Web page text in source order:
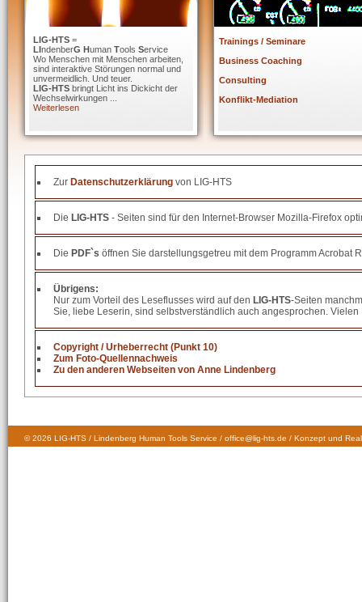
LIG-HTS =
LIndenberG Human Tools Service
Wo Menschen mit Menschen arbeiten,
sind interaktive Störungen normal und
unvermeidlich. Und teuer.
LIG-HTS bringt Licht ins Dickicht der
Wechselwirkungen ...
Weiterlesen
Trainings / Seminare
Business Coaching
Consulting
Konflikt-Mediation
Zur Datenschutzerklärung von LIG-HTS
Die LIG-HTS - Seiten sind für den Internet-Browser Mozilla-Firefox
Die PDF`s öffnen Sie darstellungsgetreu mit dem Programm Acrobat
Übrigens:
Nur zum Vorteil des Leseflusses wird auf den LIG-HTS-Seiten
Sie, liebe Leserin, sind selbstverständlich auch angesprochen. Vielen
Copyright / Urheberrecht (Punkt 10)
Zum Foto-Quellennachweis
Zu den anderen Webseiten von Anne Lindenberg
© 2026 LIG-HTS / Lindenberg Human Tools Service / office@lig-hts.de / Konzept und